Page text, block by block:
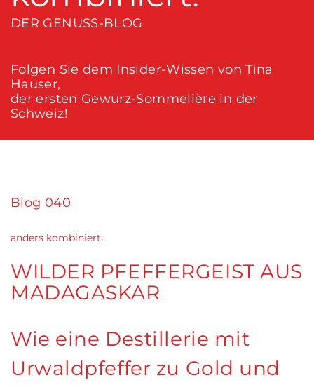
DER GENUSS-BLOG
Folgen Sie dem Insider-Wissen von Tina
Hauser,
der ersten Gewürz-Sommelière in der
Schweiz!
Blog 040
anders kombiniert:
WILDER PFEFFERGEIST AUS
MADAGASKAR
Wie eine Destillerie mit
Urwaldpfeffer zu Gold und